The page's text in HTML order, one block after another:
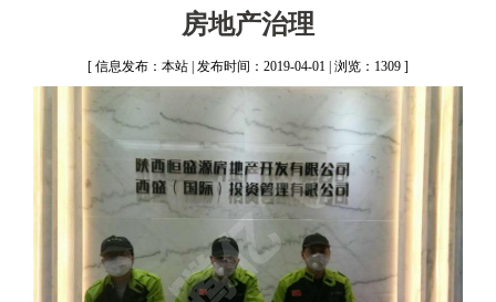
房地产治理
[ 信息发布：本站 | 发布时间：2019-04-01 | 浏览：1309 ]